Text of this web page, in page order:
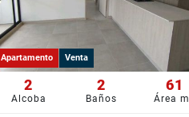
Apartamento Venta
2
Alcoba
2
Baños
61
Área m